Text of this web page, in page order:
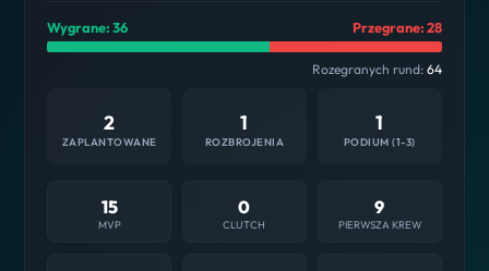
Wygrane: 36 Przegrane: 28
Rozegranych rund: 64
2
ZAPLANTOWANE
1
ROZBROJENIA
1
PODIUM (1-3)
15
MVP
0
CLUTCH
9
PIERWSZA KREW